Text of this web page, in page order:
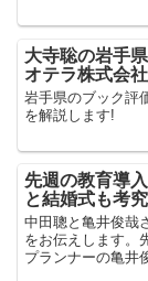
大寺聡の岩手
オテラ株式会社
岩手県のブック評
を解説します!
先週の教育導
と結婚式も考究
中田聰と亀井俊哉
をお伝えします。
プランナーの亀井